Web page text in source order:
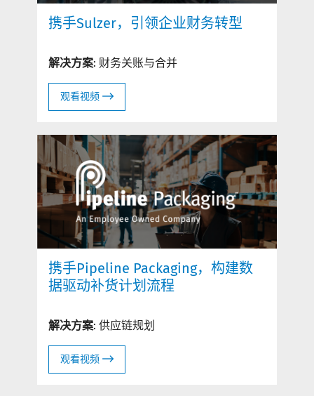
携手Sulzer，引领企业财务转型​
解决方案: 财务关账与合并
观看视频
携手Pipeline Packaging，构建数
据驱动补货计划流程​
解决方案: 供应链规划
观看视频